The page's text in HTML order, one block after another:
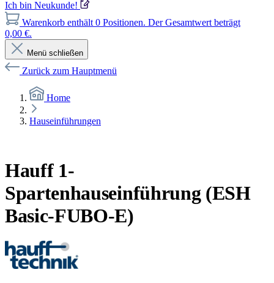
Ich bin Neukunde!
Warenkorb enthält 0 Positionen. Der Gesamtwert beträgt
0,00 €.
Menü schließen
Zurück zum Hauptmenü
Home
Hauseinführungen
Hauff 1-
Spartenhauseinführung (ESH
Basic-FUBO-E)